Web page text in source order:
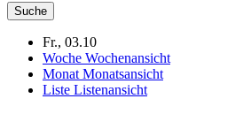
Fr., 03.10
Woche Wochenansicht
Monat Monatsansicht
Liste Listenansicht